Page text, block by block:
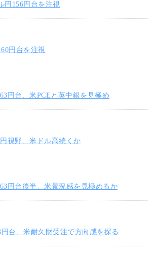
円156円台を注視
円台を注視
円台、米PCEと英中銀を見極め
視野、米ドル高続くか
円台後半、米景況感を見極めるか
台、米耐久財受注で方向感を探る